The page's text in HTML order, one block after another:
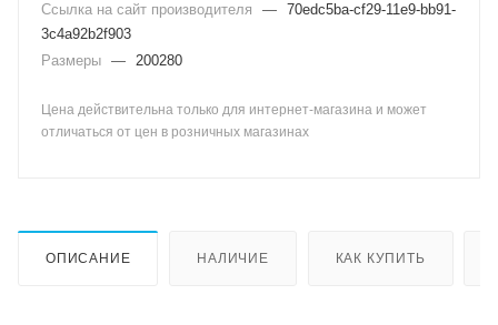
Ссылка на сайт производителя
— 70edc5ba-cf29-11e9-bb91-
3c4a92b2f903
Размеры — 200280
Цена действительна только для интернет-магазина и может
отличаться от цен в розничных магазинах
ОПИСАНИЕ НАЛИЧИЕ КАК КУПИТЬ